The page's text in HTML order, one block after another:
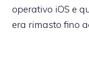
operativo iOS e
era rimasto fino